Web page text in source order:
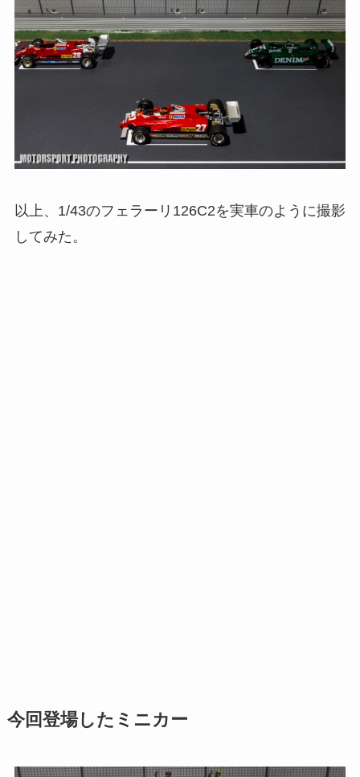
以上、1/43のフェラーリ126C2を実車のように撮影
してみた。
今回登場したミニカー